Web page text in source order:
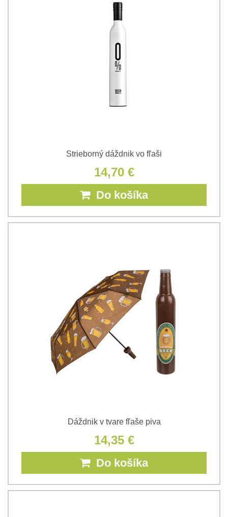
Strieborný dáždnik vo fľaši
14,70 €
Do košíka
Dáždnik v tvare fľaše piva
14,35 €
Do košíka